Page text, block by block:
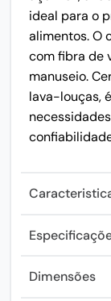
ideal para o
alimentos. O
com fibra de
manuseio.
lava-louças,
Dimensões